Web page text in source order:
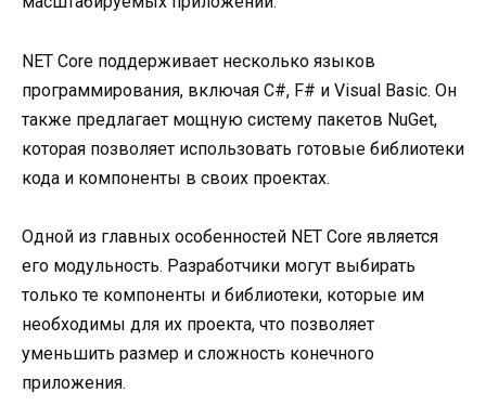
NET Core поддерживает несколько языков
программирования, включая C#, F# и Visual Basic. Он
также предлагает мощную систему пакетов NuGet,
которая позволяет использовать готовые библиотеки
кода и компоненты в своих проектах.
Одной из главных особенностей NET Core является
его модульность. Разработчики могут выбирать
только те компоненты и библиотеки, которые им
необходимы для их проекта, что позволяет
уменьшить размер и сложность конечного
приложения.